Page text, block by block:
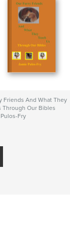
Friends And What They
Through Our Bibles
Fry